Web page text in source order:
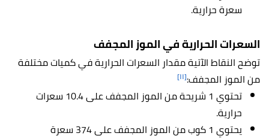
سعرة حرارية.
السعرات الحرارية في الموز المجفف
توضح النقاط الآتية مقدار السعرات الحرارية في كميات مختلفة
من الموز المجفف:[١١]
تحتوي 1 شريحة من الموز المجفف على 10.4 سعرات
حرارية.
يحتوي 1 كوب من الموز المجفف على 374 سعرة